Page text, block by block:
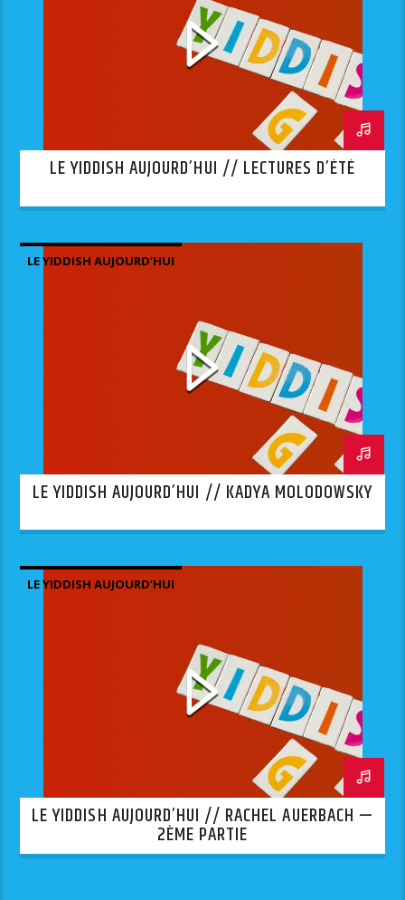
LE YIDDISH AUJOURD’HUI // LECTURES D’ÉTÉ
LE YIDDISH AUJOURD’HUI
LE YIDDISH AUJOURD’HUI // KADYA MOLODOWSKY
LE YIDDISH AUJOURD’HUI
LE YIDDISH AUJOURD’HUI // RACHEL AUERBACH —
2ÈME PARTIE